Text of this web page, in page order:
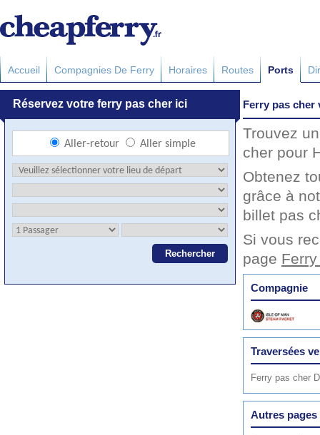
Accueil Compagnies De Ferry Horaires Routes Ports
Ferry pas cher
Trouvez
cher pour
Obtenez
grâce à
billet pas
Si vous
page
Compagnie
Traversées
Ferry pas cher
Autres pages